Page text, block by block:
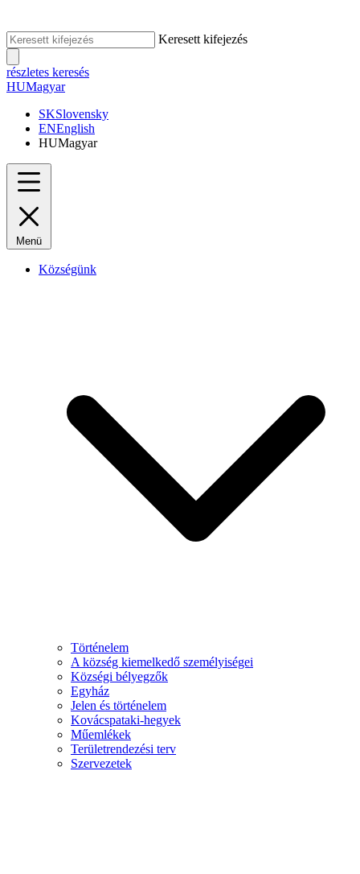
Keresett kifejezés
részletes keresés
HUMagyar
SKSlovensky
ENEnglish
HUMagyar
Menü
Községünk
Történelem
A község kiemelkedő személyiségei
Községi bélyegzők
Egyház
Jelen és történelem
Kovácspataki-hegyek
Műemlékek
Területrendezési terv
Szervezetek